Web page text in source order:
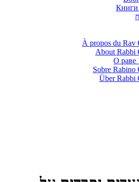
Книги
À propos du Rav
About Rabbi
О
Sobre Rabino
Über Rabbi